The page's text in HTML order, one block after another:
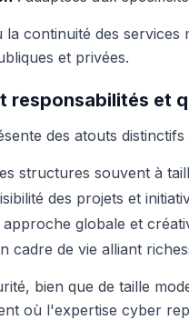
continuité des services
et privées.
responsabilités et
des atouts distinctifs
structures souvent à
des projets et
globale et
cadre de vie alliant
bien que de taille
où l'expertise cyber